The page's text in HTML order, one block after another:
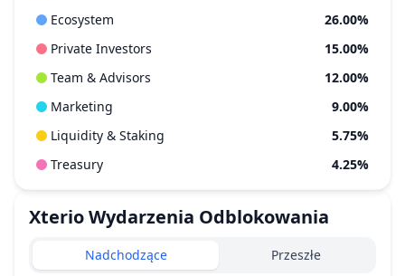
Ecosystem
26.00%
Private Investors
15.00%
Team & Advisors
12.00%
Marketing
9.00%
Liquidity & Staking
5.75%
Treasury
4.25%
XterioWydarzenia Odblokowania
Nadchodzące Przeszłe